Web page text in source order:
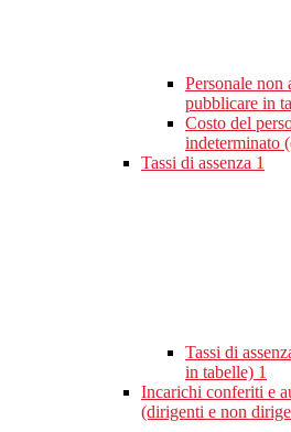
Personale non
pubblicare in
Costo del
indeterminato
Tassi di assenza 1
Tassi di
in tabelle) 1
Incarichi conferiti e
(dirigenti e non